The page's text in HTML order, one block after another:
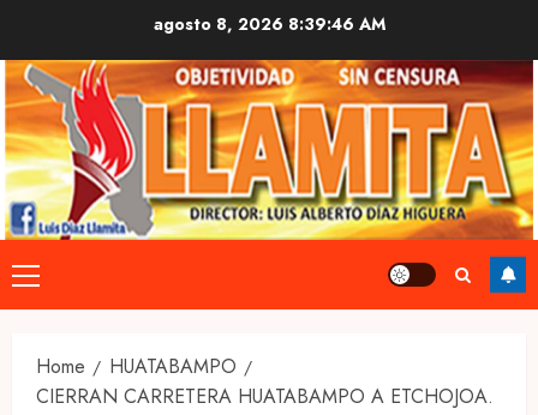
content
agosto 8, 2026 8:39:47 AM
Primary
Menu
Home
HUATABAMPO
CIERRAN CARRETERA HUATABAMPO A ETCHOJOA.